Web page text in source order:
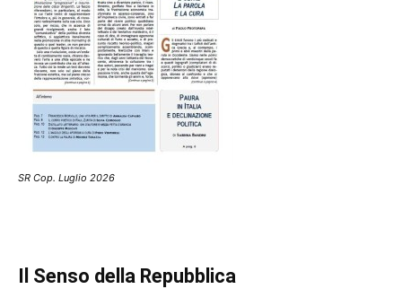
SR Cop. Luglio 2026
Il Senso della Repubblica